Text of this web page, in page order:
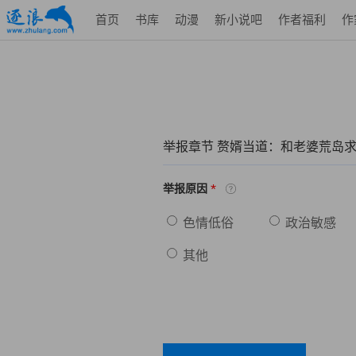
首页 书库 动漫 新小说吧 作者福利 作
举报章节 赘婿当道：和老婆荒
举报原因 *
色情低俗 政治敏感
其他